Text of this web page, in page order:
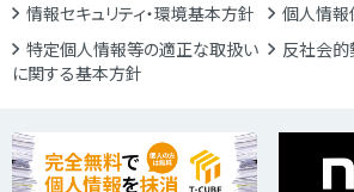
情報セキュリティ・環境基本方針
個人情報
特定個人情報等の適正な取扱い
に関する基本方針
反社会的